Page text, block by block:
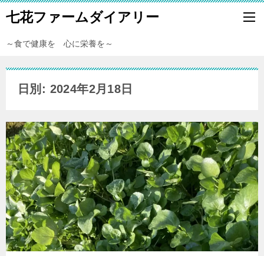
七花ファームダイアリー
～食で健康を 心に栄養を～
日別: 2024年2月18日